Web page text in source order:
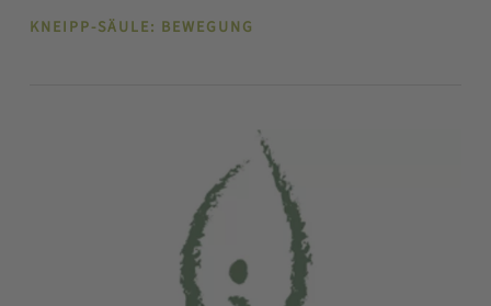
KNEIPP-SÄULE: BEWEGUNG